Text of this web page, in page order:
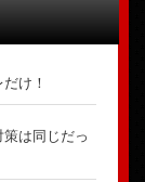
け！
は同じだっ